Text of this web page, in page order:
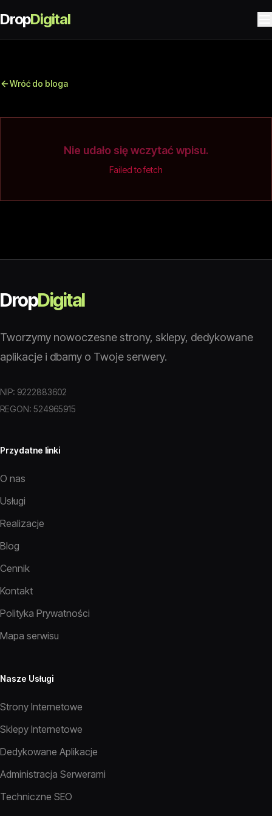
DropDigital
Wróć do bloga
Nie udało się wczytać wpisu.
Failed to fetch
DropDigital
Tworzymy nowoczesne strony, sklepy, dedykowane
aplikacje i dbamy o Twoje serwery.
NIP: 9222883602
REGON: 524965915
Przydatne linki
O nas
Usługi
Realizacje
Blog
Cennik
Kontakt
Polityka Prywatności
Mapa serwisu
Nasze Usługi
Strony Internetowe
Sklepy Internetowe
Dedykowane Aplikacje
Administracja Serwerami
Techniczne SEO